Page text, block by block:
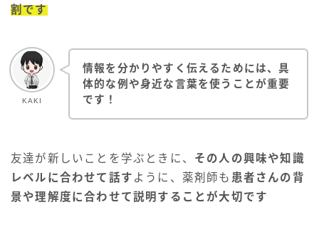
割です
KAKI
情報を分かりやすく伝えるためには、具
体的な例や身近な言葉を使うことが重要
です！
友達が新しいことを学ぶときに、 その人の興味や知識
レベルに合わせて話す ように、薬剤師も 患者さんの背
景や理解度に合わせて説明することが大切です